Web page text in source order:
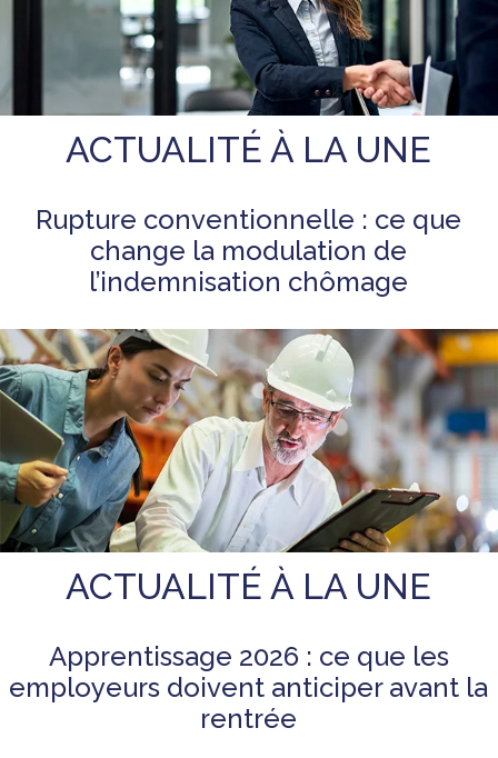
ACTUALITÉ À LA UNE
Rupture conventionnelle : ce que
change la modulation de
l’indemnisation chômage
ACTUALITÉ À LA UNE
Apprentissage 2026 : ce que les
employeurs doivent anticiper avant la
rentrée